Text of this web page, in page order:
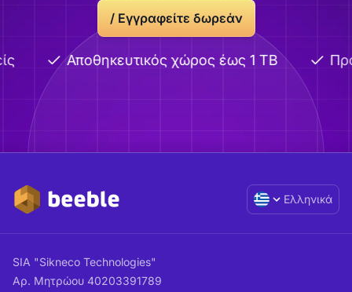
/ Εγγραφείτε δωρεάν
Αποθηκευτικός χώρος έως 1 TB
Ελληνικά
SIA "Sikneco Technologies"
Αρ. Μητρώου 40203391789